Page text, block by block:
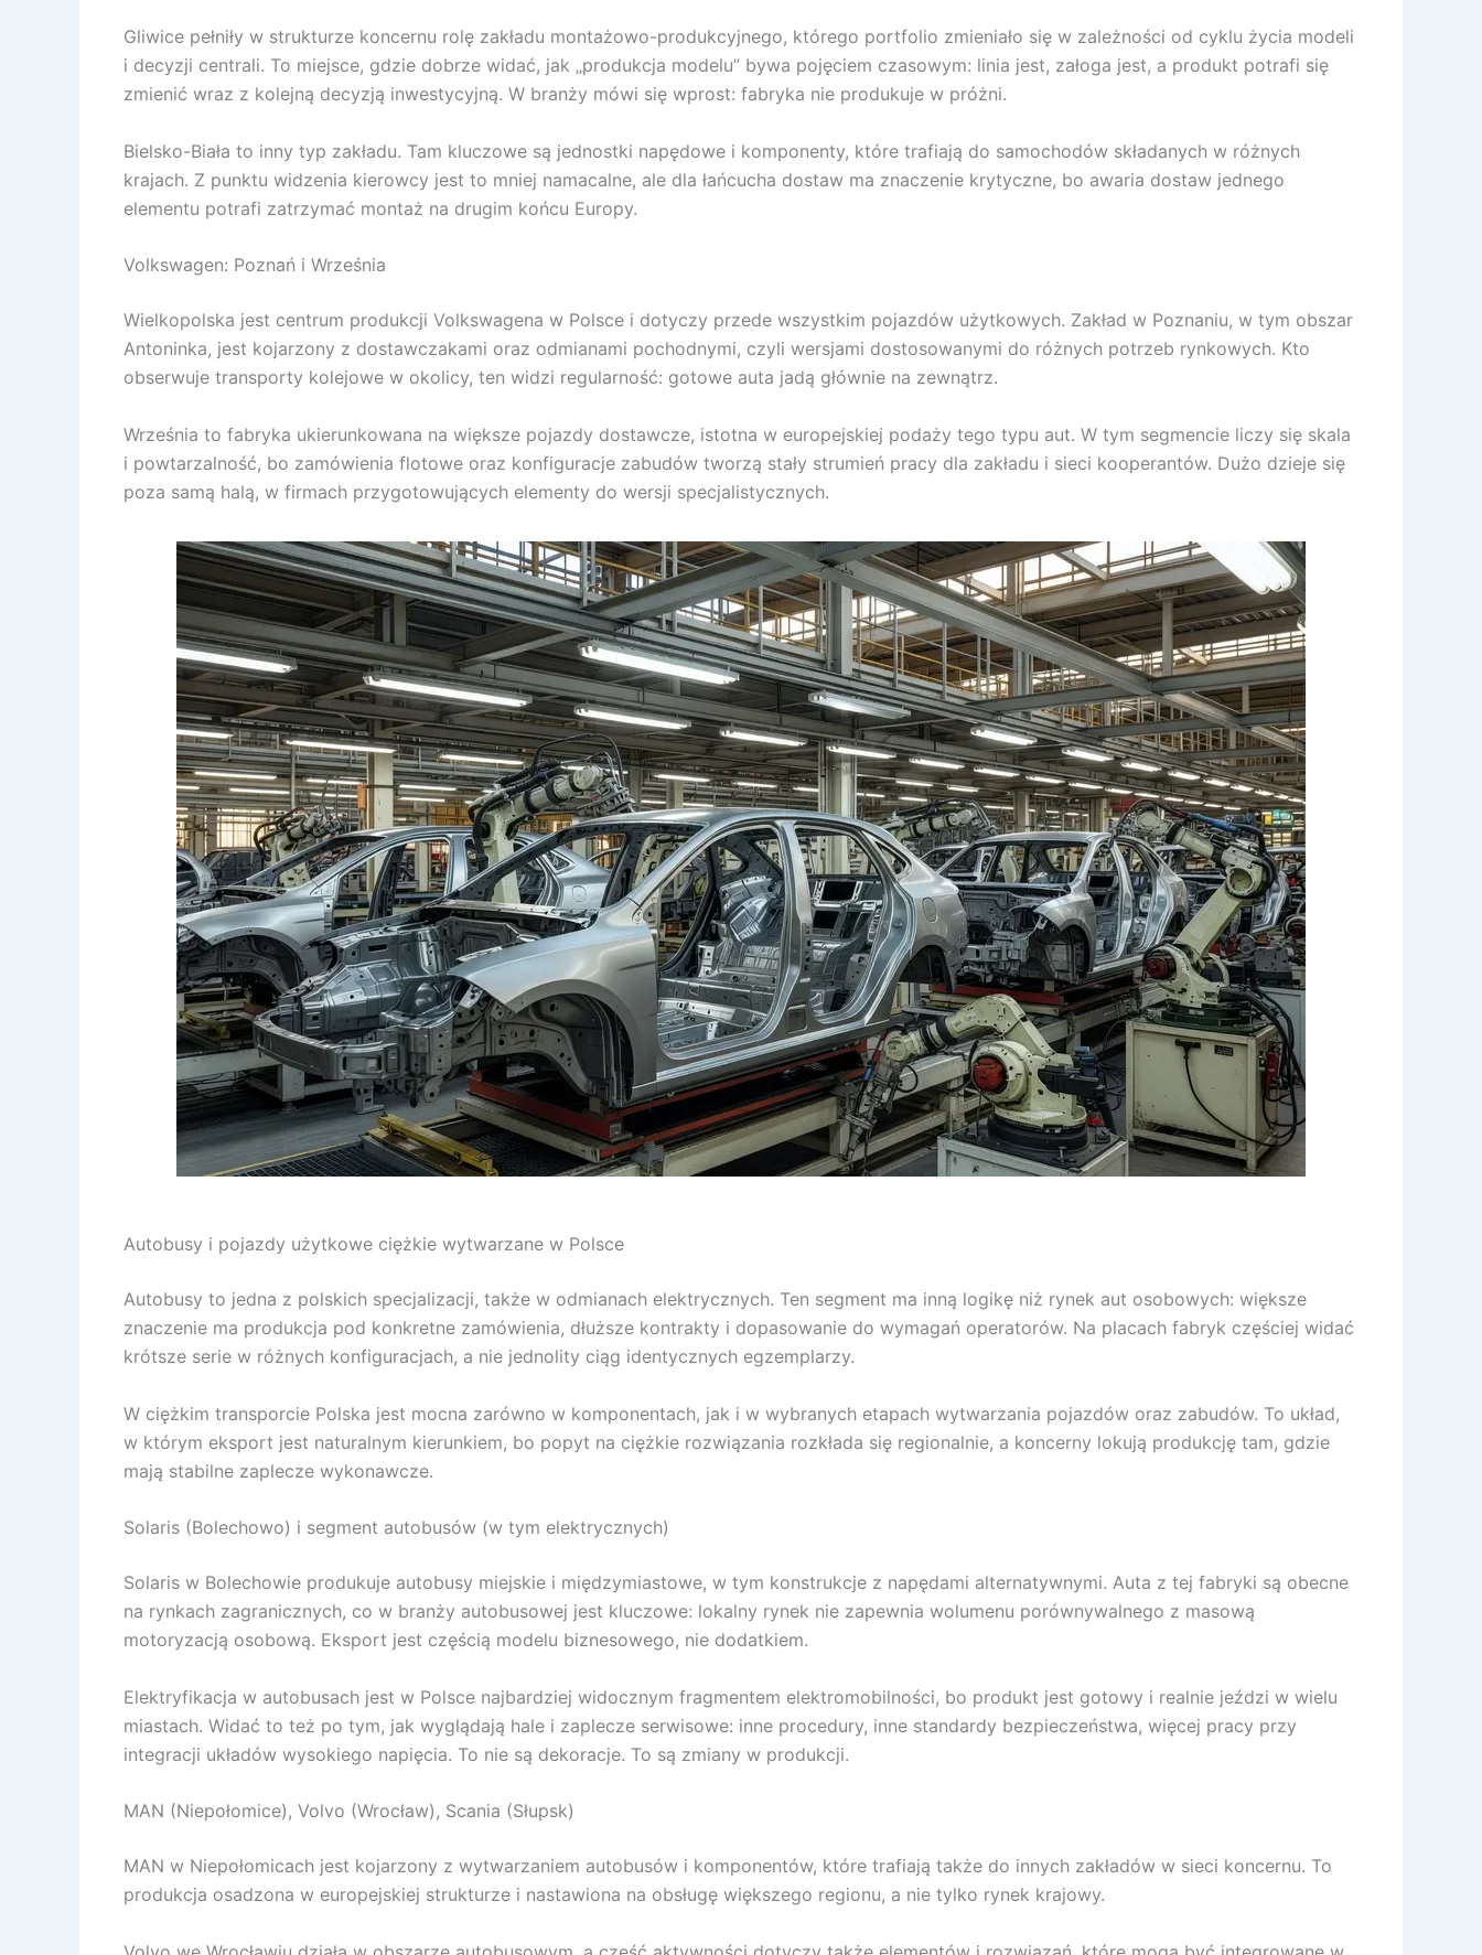
Gliwice pełniły w strukturze koncernu rolę zakładu montażowo-produkcyjnego, którego portfolio zmieniało się w zależności od cyklu życia modeli
i decyzji centrali. To miejsce, gdzie dobrze widać, jak „produkcja modelu” bywa pojęciem czasowym: linia jest, załoga jest, a produkt potrafi się
zmienić wraz z kolejną decyzją inwestycyjną. W branży mówi się wprost: fabryka nie produkuje w próżni.
Bielsko-Biała to inny typ zakładu. Tam kluczowe są jednostki napędowe i komponenty, które trafiają do samochodów składanych w różnych
krajach. Z punktu widzenia kierowcy jest to mniej namacalne, ale dla łańcucha dostaw ma znaczenie krytyczne, bo awaria dostaw jednego
elementu potrafi zatrzymać montaż na drugim końcu Europy.
Volkswagen: Poznań i Września
Wielkopolska jest centrum produkcji Volkswagena w Polsce i dotyczy przede wszystkim pojazdów użytkowych. Zakład w Poznaniu, w tym obszar
Antoninka, jest kojarzony z dostawczakami oraz odmianami pochodnymi, czyli wersjami dostosowanymi do różnych potrzeb rynkowych. Kto
obserwuje transporty kolejowe w okolicy, ten widzi regularność: gotowe auta jadą głównie na zewnątrz.
Września to fabryka ukierunkowana na większe pojazdy dostawcze, istotna w europejskiej podaży tego typu aut. W tym segmencie liczy się skala
i powtarzalność, bo zamówienia flotowe oraz konfiguracje zabudów tworzą stały strumień pracy dla zakładu i sieci kooperantów. Dużo dzieje się
poza samą halą, w firmach przygotowujących elementy do wersji specjalistycznych.
Autobusy i pojazdy użytkowe ciężkie wytwarzane w Polsce
Autobusy to jedna z polskich specjalizacji, także w odmianach elektrycznych. Ten segment ma inną logikę niż rynek aut osobowych: większe
znaczenie ma produkcja pod konkretne zamówienia, dłuższe kontrakty i dopasowanie do wymagań operatorów. Na placach fabryk częściej widać
krótsze serie w różnych konfiguracjach, a nie jednolity ciąg identycznych egzemplarzy.
W ciężkim transporcie Polska jest mocna zarówno w komponentach, jak i w wybranych etapach wytwarzania pojazdów oraz zabudów. To układ,
w którym eksport jest naturalnym kierunkiem, bo popyt na ciężkie rozwiązania rozkłada się regionalnie, a koncerny lokują produkcję tam, gdzie
mają stabilne zaplecze wykonawcze.
Solaris (Bolechowo) i segment autobusów (w tym elektrycznych)
Solaris w Bolechowie produkuje autobusy miejskie i międzymiastowe, w tym konstrukcje z napędami alternatywnymi. Auta z tej fabryki są obecne
na rynkach zagranicznych, co w branży autobusowej jest kluczowe: lokalny rynek nie zapewnia wolumenu porównywalnego z masową
motoryzacją osobową. Eksport jest częścią modelu biznesowego, nie dodatkiem.
Elektryfikacja w autobusach jest w Polsce najbardziej widocznym fragmentem elektromobilności, bo produkt jest gotowy i realnie jeździ w wielu
miastach. Widać to też po tym, jak wyglądają hale i zaplecze serwisowe: inne procedury, inne standardy bezpieczeństwa, więcej pracy przy
integracji układów wysokiego napięcia. To nie są dekoracje. To są zmiany w produkcji.
MAN (Niepołomice), Volvo (Wrocław), Scania (Słupsk)
MAN w Niepołomicach jest kojarzony z wytwarzaniem autobusów i komponentów, które trafiają także do innych zakładów w sieci koncernu. To
produkcja osadzona w europejskiej strukturze i nastawiona na obsługę większego regionu, a nie tylko rynek krajowy.